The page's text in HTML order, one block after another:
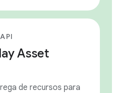
Asset
de recursos para